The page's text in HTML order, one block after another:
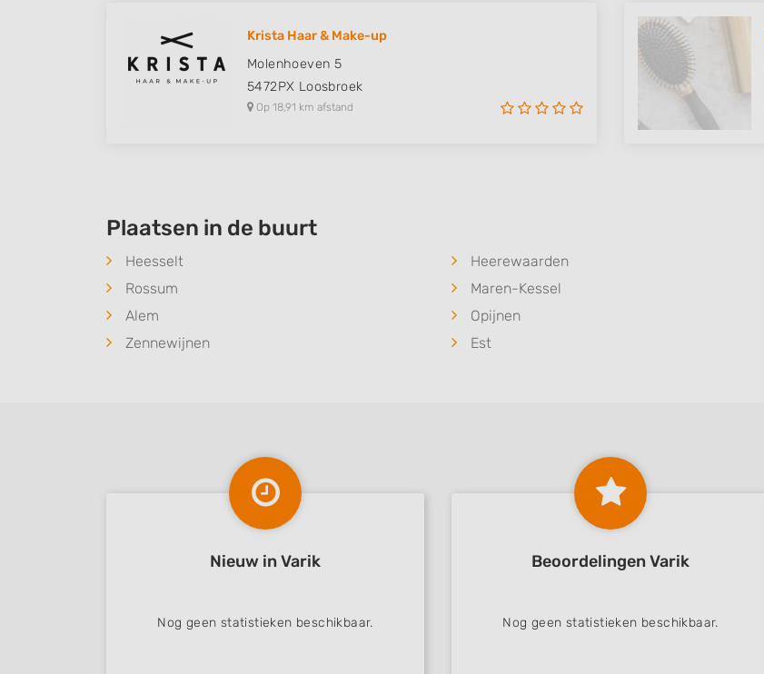
Krista Haar & Make-up
Molenhoeven 5
5472PX Loosbroek
Op 18,91 km afstand
Plaatsen in de buurt
Heesselt Heerewaarden
Rossum
Maren-Kessel
Alem
Opijnen
Zennewijnen
Est
Nieuw in Varik
Nog geen statistieken beschikbaar.
Beoordelingen Varik
Nog geen statistieken beschikbaar.
Use precise geolocation data
Identify devices based on information actively requested